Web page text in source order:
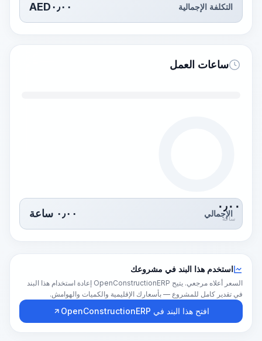
التكلفة الإجمالية AED٠٫٠٠
ساعات العمل
٠٫٠٠
ساعة
الإجمالي ٠٫٠٠ ساعة
استخدم هذا البند في مشروعك
السعر أعلاه مرجعي. يتيح OpenConstructionERP إعادة استخدام هذا البند
في تقدير كامل للمشروع — بأسعارك الإقليمية والكميات والهوامش.
افتح هذا البند في OpenConstructionERP